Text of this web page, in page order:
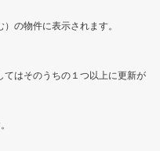
の物件に表示されます。
はそのうちの１つ以上に更新が